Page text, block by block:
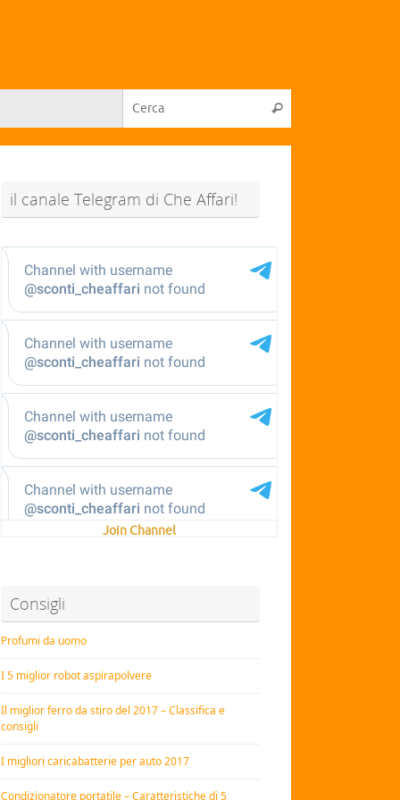
il canale Telegram di Che Affari!
Join Channel
Consigli
Profumi da uomo
I 5 miglior robot aspirapolvere
Il miglior ferro da stiro del 2017 – Classifica e
consigli
I migliori caricabatterie per auto 2017
Condizionatore portatile – Caratteristiche di 5